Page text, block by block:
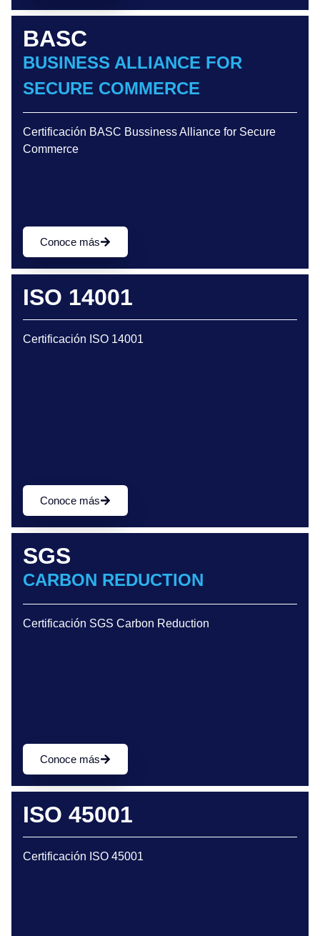
BASC
BUSINESS ALLIANCE FOR
SECURE COMMERCE
Certificación BASC Bussiness Alliance for Secure
Commerce
Conoce más
ISO 14001
Certificación ISO 14001
Conoce más
SGS
CARBON REDUCTION
Certificación SGS Carbon Reduction
Conoce más
ISO 45001
Certificación ISO 45001